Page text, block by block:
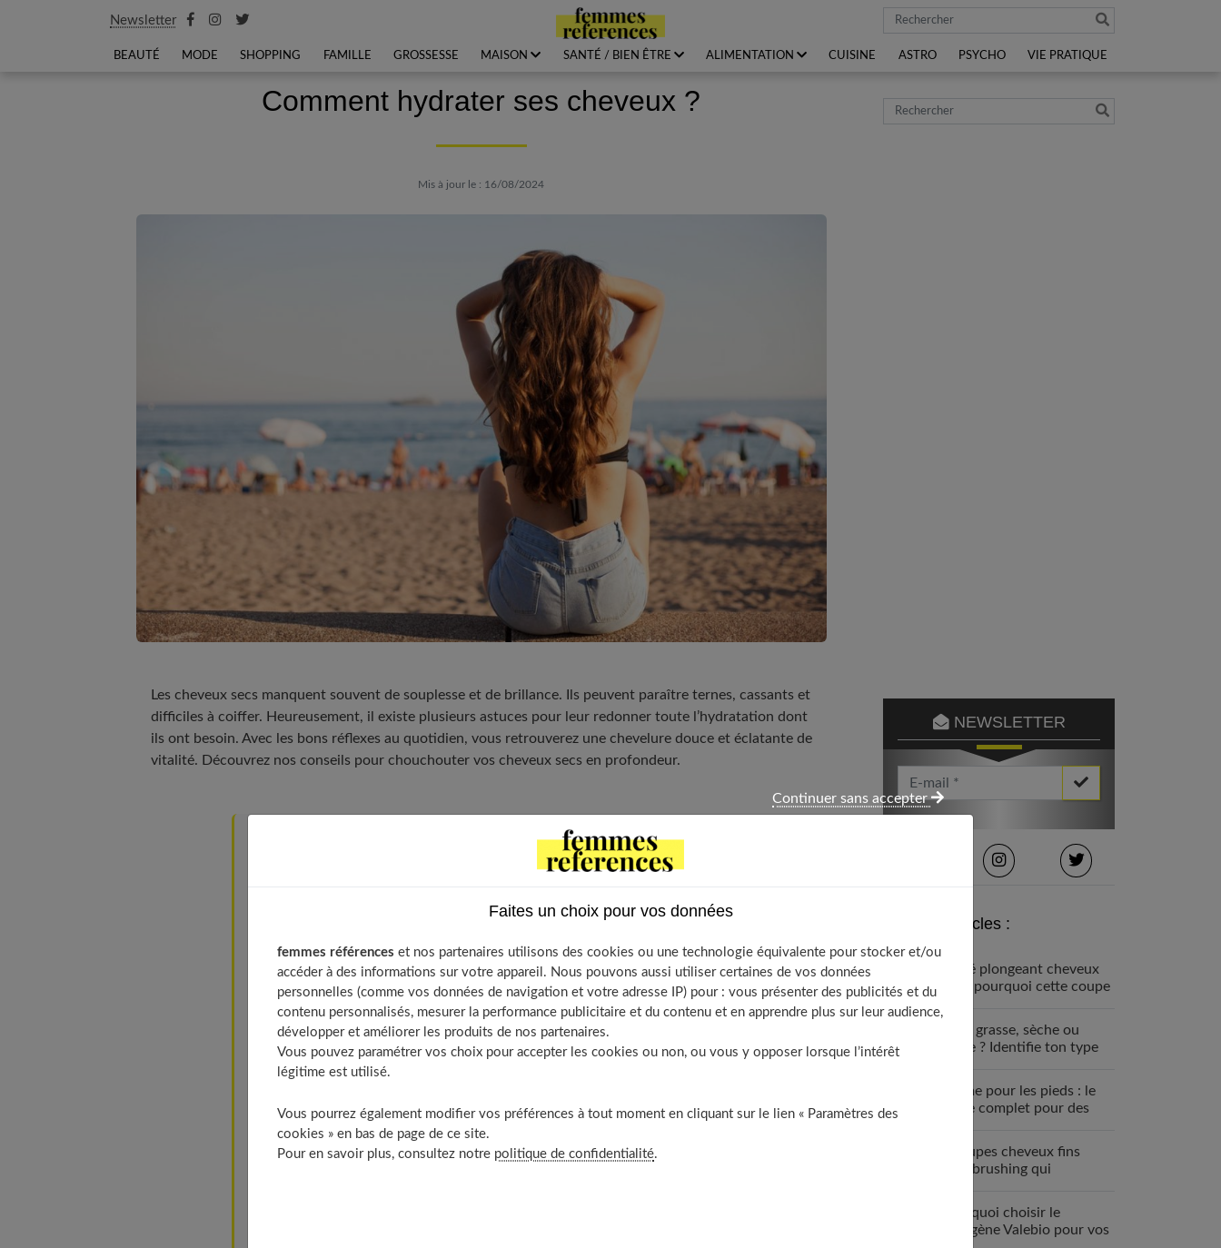
Newsletter Rechercher
BEAUTÉ MODE SHOPPING FAMILLE GROSSESSE MAISON SANTÉ / BIEN ÊTRE ALIMENTATION CUISINE ASTRO PSYCHO VIE PRATIQUE
Comment hydrater ses cheveux ?
Mis à jour le : 16/08/2024
Les cheveux secs manquent souvent de souplesse et de brillance. Ils peuvent paraître ternes, cassants et
difficiles à coiffer. Heureusement, il existe plusieurs astuces pour leur redonner toute l’hydratation dont
ils ont besoin. Avec les bons réflexes au quotidien, vous retrouverez une chevelure douce et éclatante de
vitalité. Découvrez nos conseils pour chouchouter vos cheveux secs en profondeur.
Choisir les bons produits capillaires hydratants
Faire des masques nourrissants régulièrement
Appliquer un masque à l’huile de coco ou à l’avocat une fois par semaine
Préparer des soins maison à l’aloe vera et au yaourt
Adopter les bons gestes de coiffage
Privilégier un peigne à dents larges et une brosse en poils naturels
Masser et stimuler le cuir chevelu
Masser régulièrement avec de l’huile d’amande douce
Faire des gommages doux pour éliminer les cellules mortes
Rechercher
NEWSLETTER
Votre Email *
Derniers articles :
Carré plongeant cheveux
fins : pourquoi cette coupe
Peau grasse, sèche ou
mixte ? Identifie ton type
Crème pour les pieds : le
guide complet pour des
7 coupes cheveux fins
sans brushing qui
Pourquoi choisir le
collagène Valebio pour vos
Faites un choix pour vos données
femmes références et nos partenaires utilisons des cookies ou une technologie équivalente pour stocker et/ou
accéder à des informations sur votre appareil. Nous pouvons aussi utiliser certaines de vos données
personnelles (comme vos données de navigation et votre adresse IP) pour : vous présenter des publicités et du
contenu personnalisés, mesurer la performance publicitaire et du contenu et en apprendre plus sur leur audience,
développer et améliorer les produits de nos partenaires.
Vous pouvez paramétrer vos choix pour accepter les cookies ou non, ou vous y opposer lorsque l’intérêt
légitime est utilisé.
Vous pourrez également modifier vos préférences à tout moment en cliquant sur le lien « Paramètres des
cookies » en bas de page de ce site.
Pour en savoir plus, consultez notre politique de confidentialité.
Continuer sans accepter